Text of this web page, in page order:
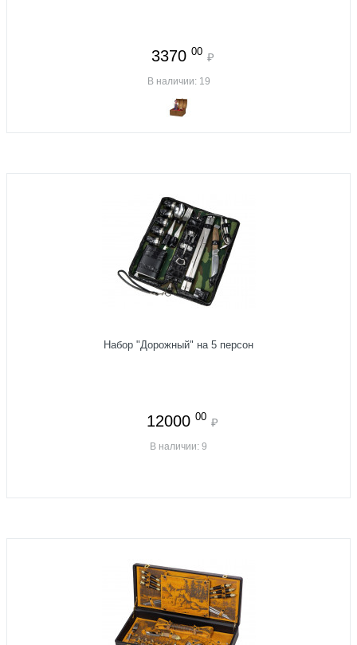
3370 00 ₽
В наличии: 19
Набор "Дорожный" на 5 персон
12000 00 ₽
В наличии: 9